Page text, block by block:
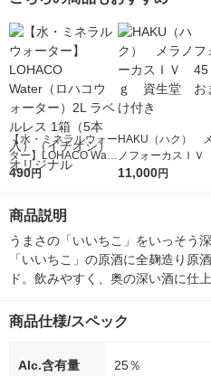
【水・ミネラルウォー
ター】LOHACO Wate
r（ロハコウォータ
シ） オリジナル
490円
HAKU（ハク）
ノフォーカスＩ
5ｇ 資生堂 おま
11,000円
商品説明
うまさの「いいちこ」をいっそう
「いいちこ」の原酒に全麹造り原
ド。飲みやすく、奥の深い酒に仕上
商品仕様/スペック
Alc.含有量
25％